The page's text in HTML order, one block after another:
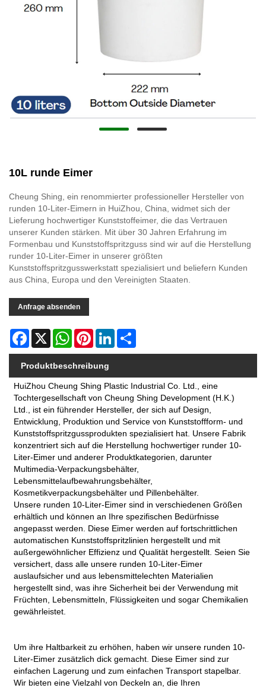
10L runde Eimer
Cheung Shing, ein renommierter professioneller Hersteller von
runden 10-Liter-Eimern in HuiZhou, China, widmet sich der
Lieferung hochwertiger Kunststoffeimer, die das Vertrauen
unserer Kunden stärken. Mit über 30 Jahren Erfahrung im
Formenbau und Kunststoffspritzguss sind wir auf die Herstellung
runder 10-Liter-Eimer in unserer größten
Kunststoffspritzgusswerkstatt spezialisiert und beliefern Kunden
aus China, Europa und den Vereinigten Staaten.
Anfrage absenden
Facebook
X WhatsAppPinterestLinkedIn
Produktbeschreibung
HuiZhou Cheung Shing Plastic Industrial Co. Ltd., eine
Tochtergesellschaft von Cheung Shing Development (H.K.)
Ltd., ist ein führender Hersteller, der sich auf Design,
Entwicklung, Produktion und Service von Kunststoffform- und
Kunststoffspritzgussprodukten spezialisiert hat. Unsere Fabrik
konzentriert sich auf die Herstellung hochwertiger runder 10-
Liter-Eimer und anderer Produktkategorien, darunter
Multimedia-Verpackungsbehälter,
Lebensmittelaufbewahrungsbehälter,
Kosmetikverpackungsbehälter und Pillenbehälter.
Unsere runden 10-Liter-Eimer sind in verschiedenen Größen
erhältlich und können an Ihre spezifischen Bedürfnisse
angepasst werden. Diese Eimer werden auf fortschrittlichen
automatischen Kunststoffspritzlinien hergestellt und mit
außergewöhnlicher Effizienz und Qualität hergestellt. Seien Sie
versichert, dass alle unsere runden 10-Liter-Eimer
auslaufsicher und aus lebensmittelechten Materialien
hergestellt sind, was ihre Sicherheit bei der Verwendung mit
Früchten, Lebensmitteln, Flüssigkeiten und sogar Chemikalien
gewährleistet.
Um ihre Haltbarkeit zu erhöhen, haben wir unsere runden 10-
Liter-Eimer zusätzlich dick gemacht. Diese Eimer sind zur
einfachen Lagerung und zum einfachen Transport stapelbar.
Wir bieten eine Vielzahl von Deckeln an, die Ihren